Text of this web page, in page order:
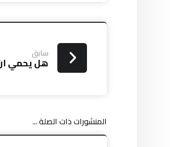
سابق
هل يحمي
المنشورات ذات الصلة ...